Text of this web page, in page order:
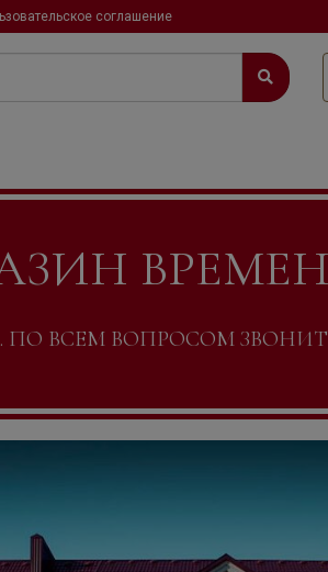
соглашение
ВСЕМ ВОПРОСОМ ЗВОНИТЬ